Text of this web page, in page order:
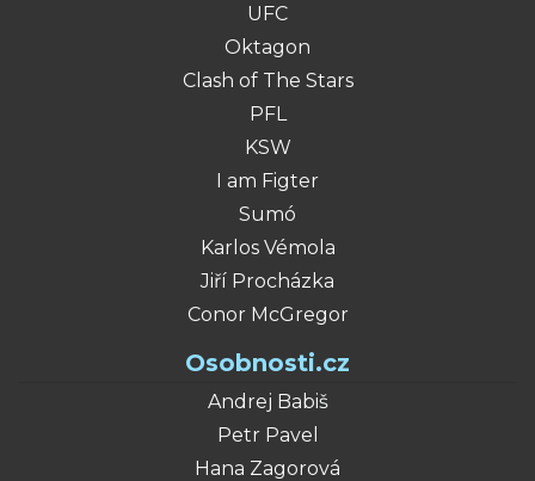
UFC
Oktagon
Clash of The Stars
PFL
KSW
I am Figter
Sumó
Karlos Vémola
Jiří Procházka
Conor McGregor
Osobnosti.cz
Andrej Babiš
Petr Pavel
Hana Zagorová